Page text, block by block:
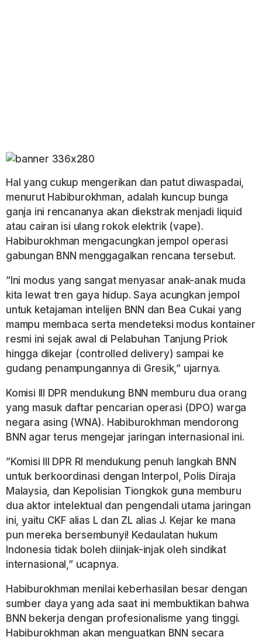
​Hal yang cukup mengerikan dan patut diwaspadai,
menurut Habiburokhman, adalah kuncup bunga
ganja ini rencananya akan diekstrak menjadi liquid
atau cairan isi ulang rokok elektrik (vape).
Habiburokhman mengacungkan jempol operasi
gabungan BNN menggagalkan rencana tersebut.
​”Ini modus yang sangat menyasar anak-anak muda
kita lewat tren gaya hidup. Saya acungkan jempol
untuk ketajaman intelijen BNN dan Bea Cukai yang
mampu membaca serta mendeteksi modus kontainer
resmi ini sejak awal di Pelabuhan Tanjung Priok
hingga dikejar (controlled delivery) sampai ke
gudang penampungannya di Gresik,” ujarnya.
​Komisi III DPR mendukung BNN memburu dua orang
yang masuk daftar pencarian operasi (DPO) warga
negara asing (WNA). Habiburokhman mendorong
BNN agar terus mengejar jaringan internasional ini.
​”Komisi III DPR RI mendukung penuh langkah BNN
untuk berkoordinasi dengan Interpol, Polis Diraja
Malaysia, dan Kepolisian Tiongkok guna memburu
dua aktor intelektual dan pengendali utama jaringan
ini, yaitu CKF alias L dan ZL alias J. Kejar ke mana
pun mereka bersembunyi! Kedaulatan hukum
Indonesia tidak boleh diinjak-injak oleh sindikat
internasional,” ucapnya.
​Habiburokhman menilai keberhasilan besar dengan
sumber daya yang ada saat ini membuktikan bahwa
BNN bekerja dengan profesionalisme yang tinggi.
Habiburokhman akan menguatkan BNN secara